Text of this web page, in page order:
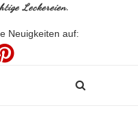
Leckereien.
Neuigkeiten auf: